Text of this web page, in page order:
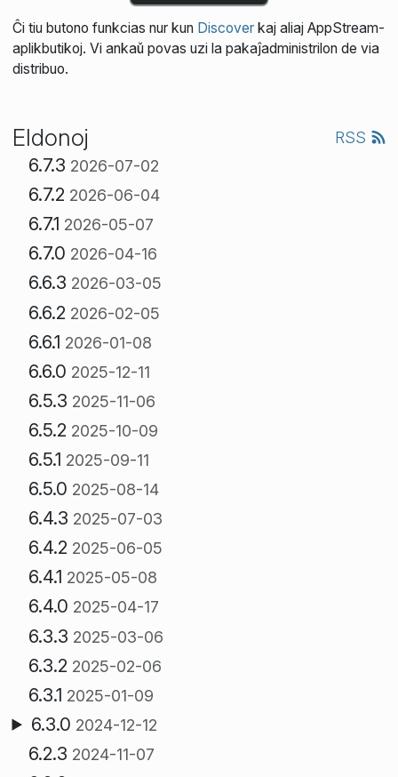
Ĉi tiu butono funkcias nur kun Discoverkaj aliaj AppStream-
aplikbutikoj. Vi ankaŭ povas uzi la pakaĵadministrilon de via
distribuo.
Eldonoj RSS
6.7.3 2026-07-02
6.7.2 2026-06-04
6.7.1 2026-05-07
6.7.0 2026-04-16
6.6.3 2026-03-05
6.6.2 2026-02-05
6.6.1 2026-01-08
6.6.0 2025-12-11
6.5.3 2025-11-06
6.5.2 2025-10-09
6.5.1 2025-09-11
6.5.0 2025-08-14
6.4.3 2025-07-03
6.4.2 2025-06-05
6.4.1 2025-05-08
6.4.0 2025-04-17
6.3.3 2025-03-06
6.3.2 2025-02-06
6.3.1 2025-01-09
6.3.0 2024-12-12
6.2.3 2024-11-07